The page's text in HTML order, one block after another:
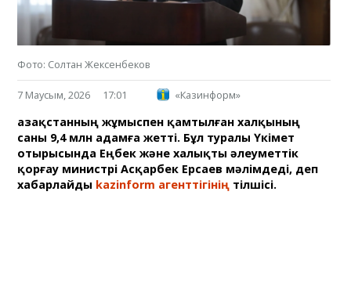
Фото: Солтан Жексенбеков
7 Маусым, 2026 17:01 «Казинформ»
Қазақстанның жұмыспен қамтылған халқының
саны 9,4 млн адамға жетті. Бұл туралы Үкімет
отырысында Еңбек және халықты әлеуметтік
қорғау министрі Асқарбек Ерсаев мәлімдеді, деп
хабарлайды kazinform агенттігінің тілшісі.